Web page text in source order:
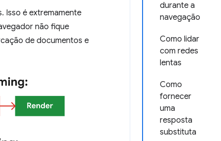
durante a
navegação
Como lidar
com redes
lentas
Como
fornecer
uma
resposta
substituta
Isso é extremamente
não fique
de documentos e